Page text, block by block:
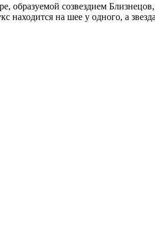
образуемой созвездием
находится на шее у одного, а